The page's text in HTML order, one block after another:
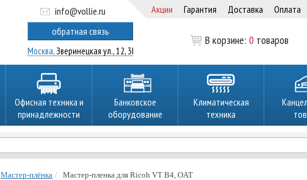
info@vollie.ru
обратная связь
Москва,Зверинецкая ул., 12, 3Ц
Акции Гарантия Доставка Оплата
В корзине:0 товаров
Офисная техника и
принадлежности
Банковское
оборудование
Климатическая
техника
Мастер-плёнка Мастер-пленка для Ricoh VT B4, OAT